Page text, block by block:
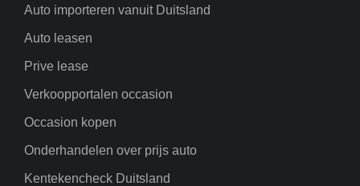
Auto importeren vanuit Duitsland
Auto leasen
Prive lease
Verkoopportalen occasion
Occasion kopen
Onderhandelen over prijs auto
Kentekencheck Duitsland